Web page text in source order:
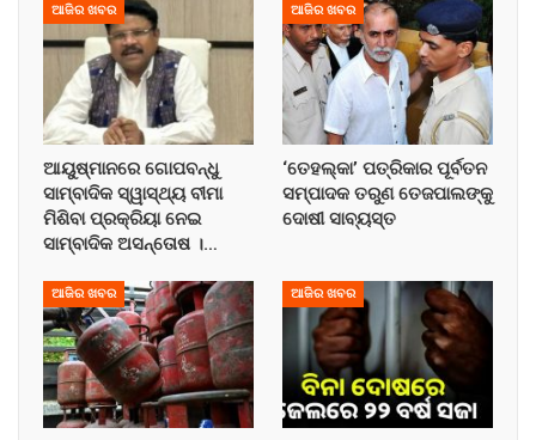
ଆଜିର ଖବର
ଆୟୁଷ୍ମାନରେ ଗୋପବନ୍ଧୁ
ସାମ୍ବାଦିକ ସ୍ୱାସ୍ଥ୍ୟ ବୀମା
ମିଶିବା ପ୍ରକ୍ରିୟା ନେଇ
ସାମ୍ବାଦିକ ଅସନ୍ତୋଷ ।…
ଆଜିର ଖବର
‘ତେହଲ୍‌କା’ ପତ୍ରିକାର ପୂର୍ବତନ
ସମ୍ପାଦକ ତରୁଣ ତେଜପାଲଙ୍କୁ
ଦୋଷୀ ସାବ୍ୟସ୍ତ
ଆଜିର ଖବର ଆଜିର ଖବର